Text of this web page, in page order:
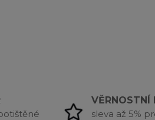
VĚRNOSTNÍ
sleva až 5%